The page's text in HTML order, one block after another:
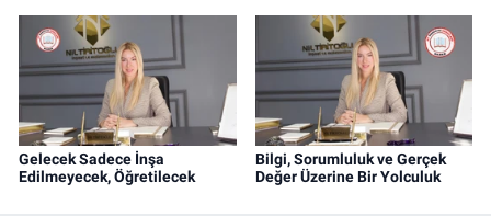
Gelecek Sadece İnşa
Edilmeyecek, Öğretilecek
Bilgi, Sorumluluk ve Gerçek
Değer Üzerine Bir Yolculuk